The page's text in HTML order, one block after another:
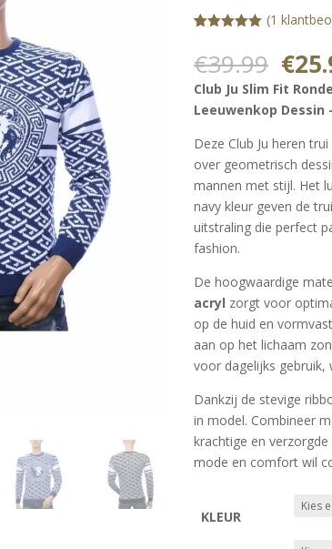
gebaseerd
klantbeoorde
ling
(1
€39.99
prijs
was:
€
Club Ju Slim Fit
Leeuwenkop Dessin
Deze Club Ju heren
over geometrisch
mannen met stijl. Het
navy kleur geven de
uitstraling die perfect
fashion.
De hoogwaardige
acryl zorgt voor
op de huid en
aan op het lichaam
voor dagelijks gebruik,
Dankzij de stevige
in model. Combineer
krachtige en
mode en comfort wil
KLEUR